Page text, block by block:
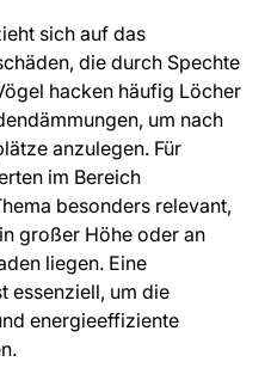
sich auf das
die durch Spechte
hacken häufig Löcher
um nach
anzulegen. Für
im Bereich
besonders relevant,
großer Höhe oder an
liegen. Eine
essenziell, um die
energieeffiziente